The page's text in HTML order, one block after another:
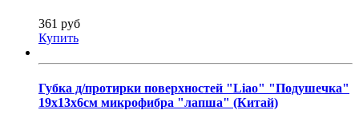
361 руб
Купить
Губка д/протирки поверхностей "Liao" "Подушечка"
19х13х6см микрофибра "лапша" (Китай)